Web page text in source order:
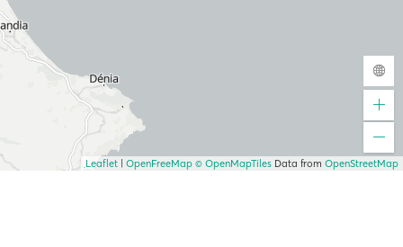
Leaflet | OpenFreeMap © OpenMapTiles Data from OpenStreetMap